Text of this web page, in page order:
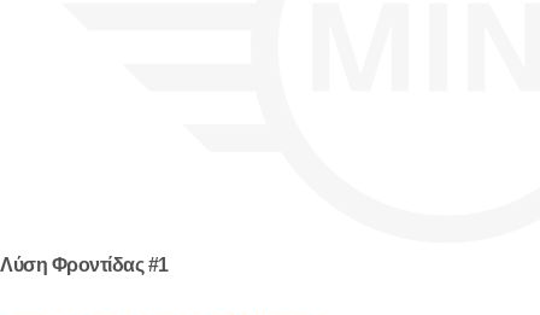
Λύση Φροντίδας #1